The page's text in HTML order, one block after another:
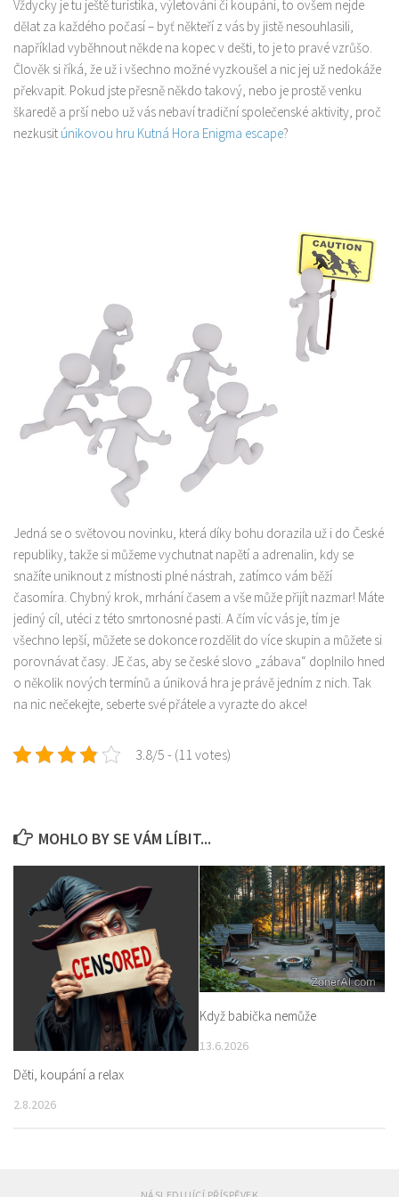
Vždycky je tu ještě turistika, výletování či koupání, to ovšem nejde
dělat za každého počasí – byť někteří z vás by jistě nesouhlasili,
například vyběhnout někde na kopec v dešti, to je to pravé vzrůšo.
Člověk si říká, že už i všechno možné vyzkoušel a nic jej už nedokáže
překvapit. Pokud jste přesně někdo takový, nebo je prostě venku
škaredě a prší nebo už vás nebaví tradiční společenské aktivity, proč
nezkusit únikovou hru Kutná Hora Enigma escape?
Jedná se o světovou novinku, která díky bohu dorazila už i do České
republiky, takže si můžeme vychutnat napětí a adrenalin, kdy se
snažíte uniknout z místnosti plné nástrah, zatímco vám běží
časomíra. Chybný krok, mrhání časem a vše může přijít nazmar! Máte
jediný cíl, utéci z této smrtonosné pasti. A čím víc vás je, tím je
všechno lepší, můžete se dokonce rozdělit do více skupin a můžete si
porovnávat časy. JE čas, aby se české slovo „zábava“ doplnilo hned
o několik nových termínů a úniková hra je právě jedním z nich. Tak
na nic nečekejte, seberte své přátele a vyrazte do akce!
3.8/5 - (11 votes)
MOHLO BY SE VÁM LÍBIT...
Děti, koupání a relax
2.8.2026
Když babička nemůže
13.6.2026